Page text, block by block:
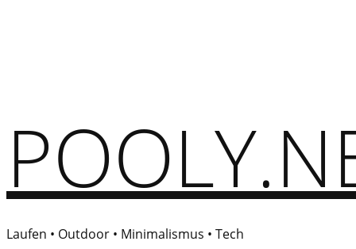
Laufen • Outdoor • Minimalismus • Tech